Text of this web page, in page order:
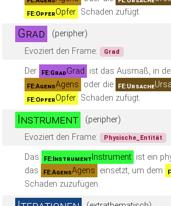
FE:OpferOpfer Schaden zufügt.
Grad
(peripher)
Evoziert den Frame:
Grad
Der FE:GradGrad ist das Ausmaß, in
FE:AgensAgens oder die FE:Ursache
FE:OpferOpfer Schaden zufügt.
Instrument
(peripher)
Evoziert den Frame:
Physische_Entität
Das FE:Instrument Instrument ist ein
das
FE:AgensAgens einsetzt, um dem
Schaden zuzufügen.